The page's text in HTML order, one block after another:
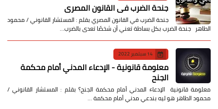
جنحة الضرب في القانون المصري
جنحة الضرب في القانون المصري بقلم : المستشار القانوني / محمود
الطاهر جنحة الضرب بكل بساطة تعني أن شخصًا تعدى بالضرب…
14 سبتمبر 2022
معلومة قانونية - الإدعاء المدني أمام محكمة
الجنح
معلومة قانونية الإدعاء المدني أمام محكمة الجنح؟ بقلم : المستشار القانوني /
محمود الطاهر هو ليه بندعي مدني أمام محكمة …